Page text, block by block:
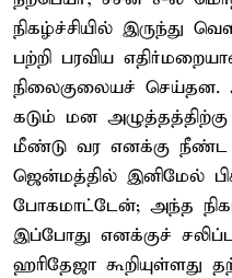
நிகழ்ச்சியில் இருந்து
பற்றி பரவிய
நிலைகுலையச்
கடும் மன
மீண்டு வர எனக்கு நீண்ட
ஜென்மத்தில் இனிமேல்
போகமாட்டேன்; அந்த
இப்போது எனக்குச்
ஹரிதேஜா கூறியுள்ளது